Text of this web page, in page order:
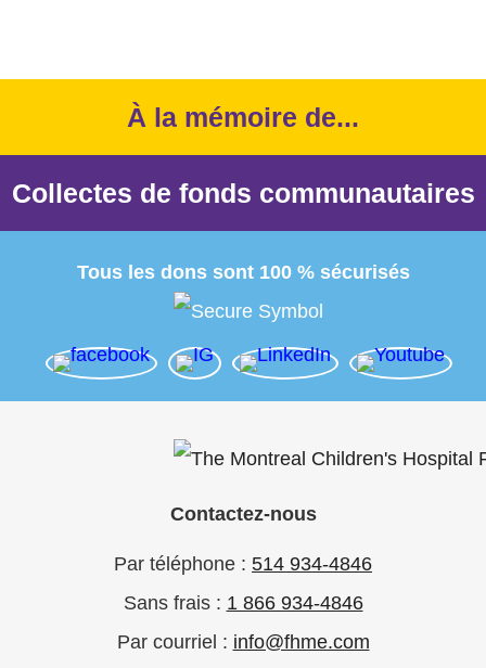
À la mémoire de...
Collectes de fonds communautaires
Tous les dons sont 100 % sécurisés
Contactez-nous
Par téléphone : 514 934-4846
Sans frais : 1 866 934-4846
Par courriel : info@fhme.com